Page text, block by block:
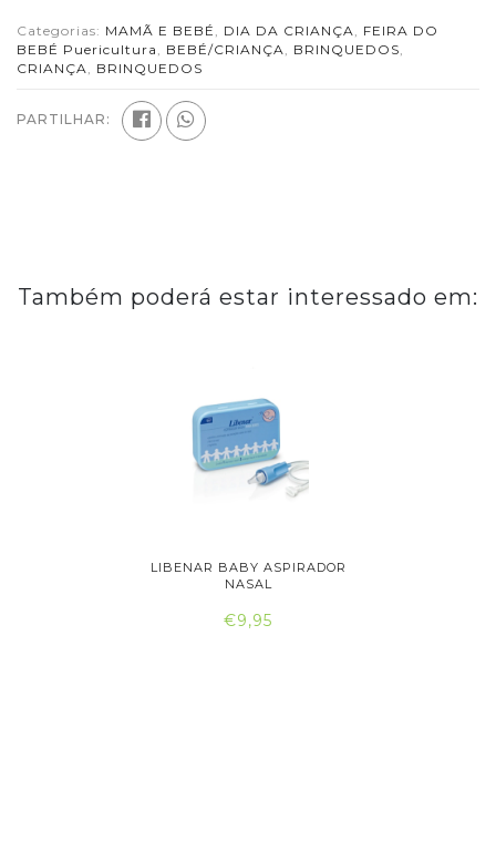
Categorias: MAMÃ E BEBÉ , DIA DA CRIANÇA, FEIRA DO
BEBÉ Puericultura , BEBÉ/CRIANÇA, BRINQUEDOS,
CRIANÇA, BRINQUEDOS
PARTILHAR:
Também poderá estar interessado em:
LIBENAR BABY ASPIRADOR
NASAL
€9,95